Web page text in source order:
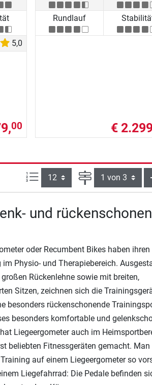
5,0
00
Rundlauf
€
Artikel pro Seite: Seite
und
oder Recumbent Bikes haben ihren
im Physio- und Therapiebereich.
Rückenlehne sowie mit breiten,
Sitzen, zeichnen sich die
besonders rückenschonende
besonders komfortable und
Liegeergometer auch im
beliebten Fitnessgeräten gemacht. Man
auf einem Liegeergometer so
Liegefahrrad: Die Pedale befinden